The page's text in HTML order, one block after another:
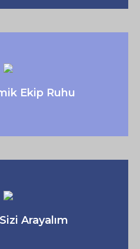
Ekip Ruhu
Arayalım